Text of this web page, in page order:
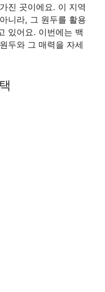
진 곳이에요. 이 지역
니라, 그 원두를 활용
있어요. 이번에는 백
두와 그 매력을 자세